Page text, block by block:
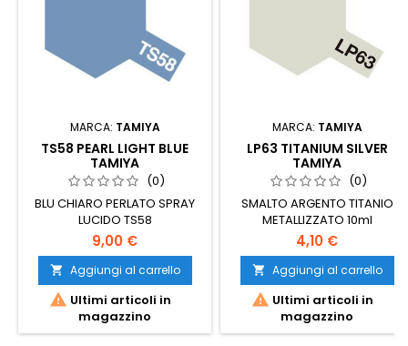
MARCA: TAMIYA
TS58 PEARL LIGHT BLUE
TAMIYA
(0)
BLU CHIARO PERLATO SPRAY
LUCIDO TS58
9,00 €
 Aggiungi al carrello
 Ultimi articoli in
magazzino
MARCA: TAMIYA
LP63 TITANIUM SILVER
TAMIYA
(0)
SMALTO ARGENTO TITANIO
METALLIZZATO 10ml
4,10 €
 Aggiungi al carrello
 Ultimi articoli in
magazzino